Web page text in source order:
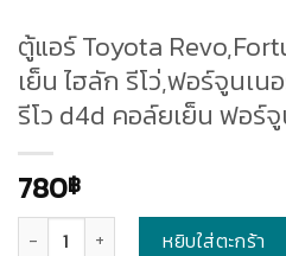
ตู้แอร์ Toyota
เย็น ไฮลัก รีโว่,ฟอร์จูนเน
รีโว d4d คอล์ยเย็น ฟอร์
780฿
หยิบใส่ตะกร้า